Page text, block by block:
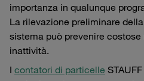
importanza in qualunque
La rilevazione preliminare
sistema può prevenire
inattività.
I contatori di particelle